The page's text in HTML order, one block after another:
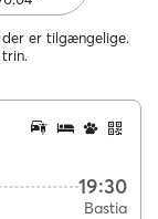
er tilgængelige.
19:30
Bastia